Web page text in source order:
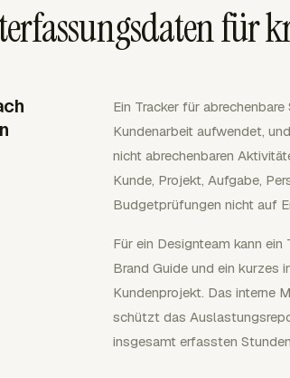
für
Ein Tracker für
Kundenarbeit aufwendet,
nicht abrechenbaren
Kunde, Projekt, Aufgabe,
Budgetprüfungen nicht auf
Für ein Designteam kann
Brand Guide und ein kurzes
Kundenprojekt. Das interne
schützt das
insgesamt erfassten